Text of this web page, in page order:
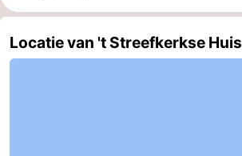
Sporten
-
Locatie van 't Streefkerkse Huis